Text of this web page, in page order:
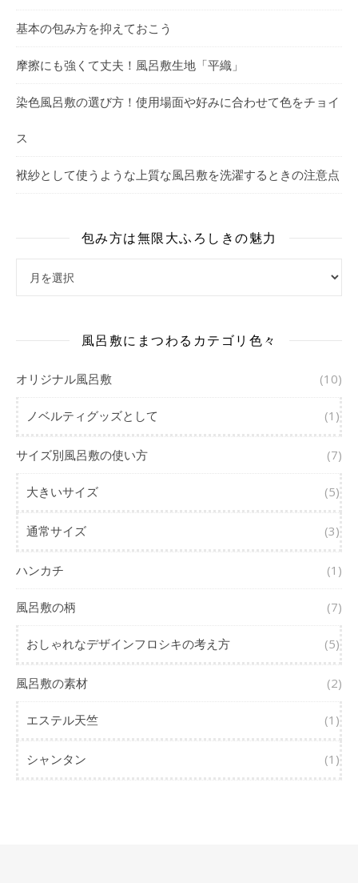
基本の包み方を抑えておこう
摩擦にも強くて丈夫！風呂敷生地「平織」
染色風呂敷の選び方！使用場面や好みに合わせて色をチョイ
ス
袱紗として使うような上質な風呂敷を洗濯するときの注意点
包み方は無限大ふろしきの魅力
風呂敷にまつわるカテゴリ色々
オリジナル風呂敷 (10)
ノベルティグッズとして (1)
サイズ別風呂敷の使い方 (7)
大きいサイズ (5)
通常サイズ (3)
ハンカチ (1)
風呂敷の柄 (7)
おしゃれなデザインフロシキの考え方 (5)
風呂敷の素材 (2)
エステル天竺 (1)
シャンタン (1)